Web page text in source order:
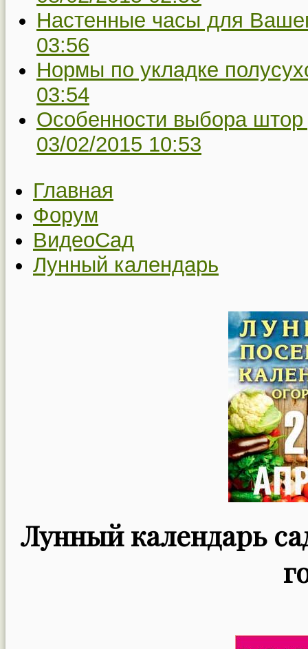
Настенные часы для
03:56
Нормы по укладке
03:54
Особенности выбора штор
03/02/2015 10:53
Главная
Форум
ВидеоСад
Лунный календарь
Лунный календарь